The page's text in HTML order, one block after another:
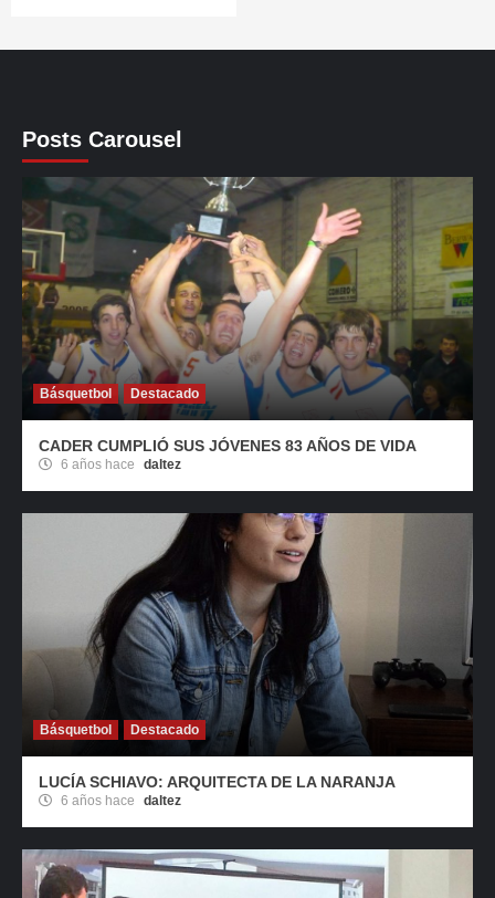
Posts Carousel
Básquetbol Destacado
CADER CUMPLIÓ SUS JÓVENES 83 AÑOS DE VIDA
6 años hace daltez
Básquetbol Destacado
LUCÍA SCHIAVO: ARQUITECTA DE LA NARANJA
6 años hace daltez